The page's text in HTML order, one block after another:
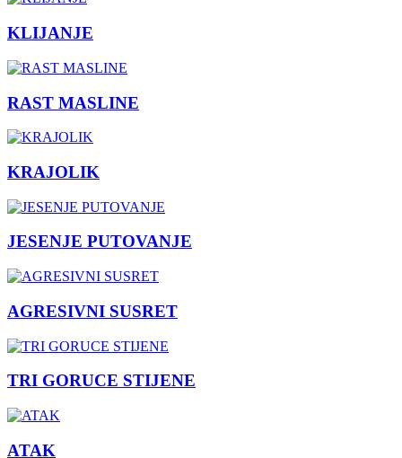
KLIJANJE
RAST MASLINE
KRAJOLIK
JESENJE PUTOVANJE
AGRESIVNI SUSRET
TRI GORUCE STIJENE
ATAK